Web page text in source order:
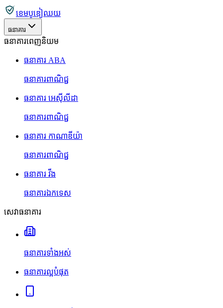
ខេមបូឌៀឈយ
ធនាគារ
ធនាគារពេញនិយម
ធនាគារ ABA
ធនាគារពាណិជ្ជ
ធនាគារ អេស៊ីលីដា
ធនាគារពាណិជ្ជ
ធនាគារ កាណាឌីយ៉ា
ធនាគារពាណិជ្ជ
ធនាគារ វីង
ធនាគារឯកទេស
សេវាធនាគារ
ធនាគារទាំងអស់
ធនាគារល្អបំផុត